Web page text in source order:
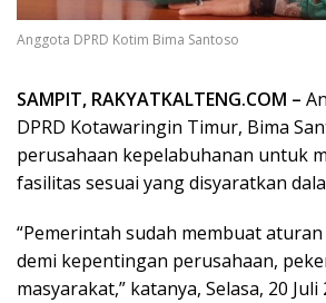
Anggota DPRD Kotim Bima Santoso
SAMPIT, RAKYATKALTENG.COM –
DPRD Kotawaringin Timur, Bima
perusahaan kepelabuhanan untuk
fasilitas sesuai yang disyaratkan
“Pemerintah sudah membuat
demi kepentingan perusahaan,
masyarakat,” katanya, Selasa, 20 Juli